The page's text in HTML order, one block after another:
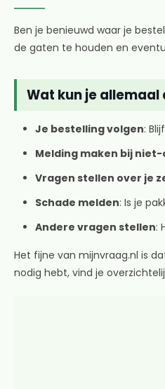
Ben je benieuwd waar je
de gaten te houden en
Wat kun je
Je bestelling volgen:
Melding maken bij
Vragen stellen over je
Schade melden: Is je
Andere vragen stellen:
Het fijne van mijnvraag.nl is
nodig hebt, vind je